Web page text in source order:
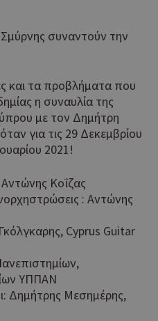
συναντούν την
και τα προβλήματα που
η συναυλία της
με τον Δημήτρη
για τις 29 Δεκεμβρίου
2021!
Αντώνης Κοΐζας
: Αντώνης
Cyprus Guitar
ΥΠΠΑΝ
Δημήτρης Μεσημέρης,